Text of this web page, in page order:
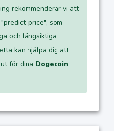
rekommenderar vi att
price", som
och långsiktiga
kan hjälpa dig att
för dina Dogecoin